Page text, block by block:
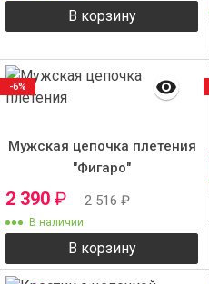
В корзину
Мужская цепочка плетения
"Фигаро"
2 390 ₽ 2 516₽
В наличии
В корзину
-6%